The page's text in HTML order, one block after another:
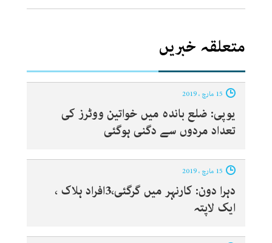
متعلقہ خبریں
یوپی: ضلع باندہ میں خواتین ووٹرز کی
تعداد مردوں سے دگنی ہوگئی
دہرا دون: کارنہر میں گرگئی،3افراد ہلاک ،
ایک لاپتہ